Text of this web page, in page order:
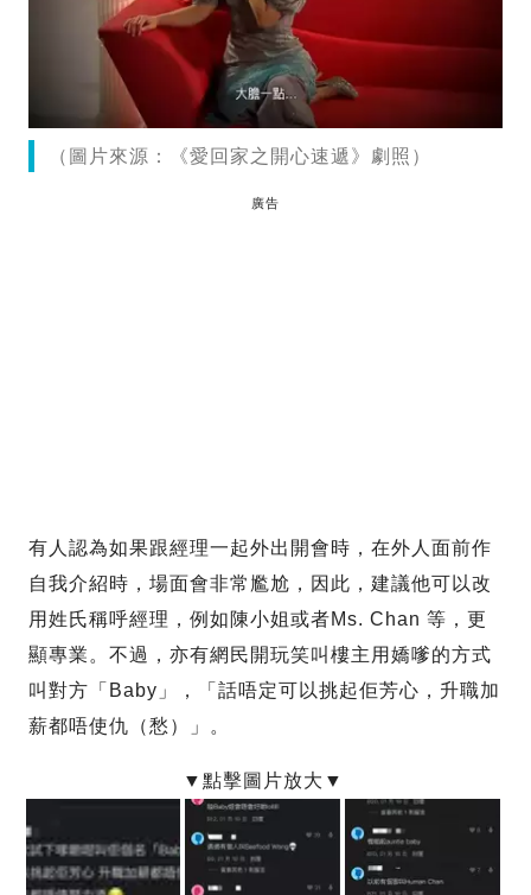
（圖片來源：《愛回家之開心速遞》劇照）
廣告
有人認為如果跟經理一起外出開會時，在外人面前作
自我介紹時，場面會非常尷尬，因此，建議他可以改
用姓氏稱呼經理，例如陳小姐或者Ms. Chan 等，更
顯專業。不過，亦有網民開玩笑叫樓主用嬌嗲的方式
叫對方「Baby」，「話唔定可以挑起佢芳心，升職加
薪都唔使仇（愁）」。